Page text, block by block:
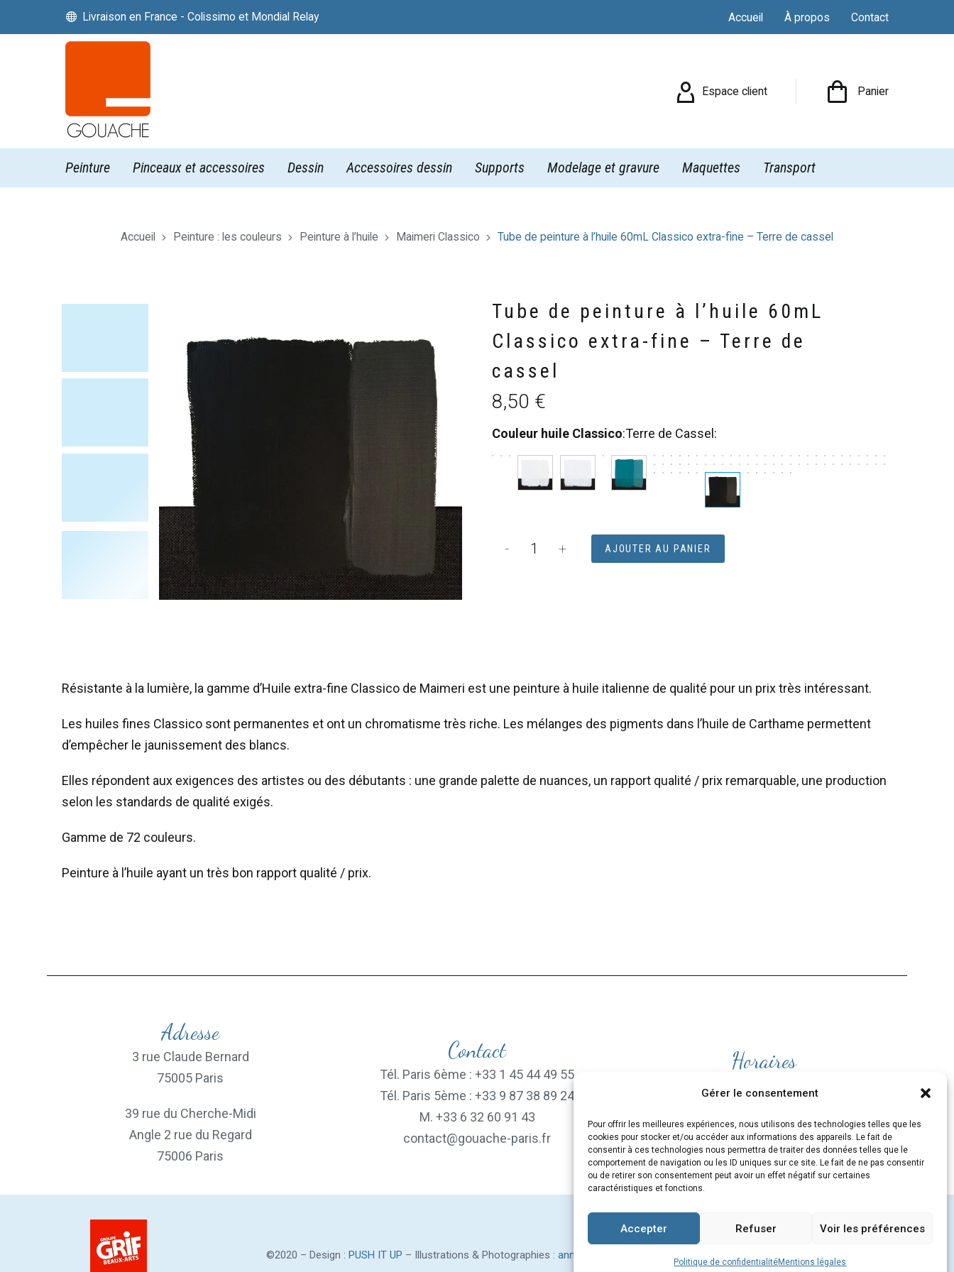
Gérer le consentement
Pour offrir les meilleures expériences, nous utilisons des technologies telles que les
cookies pour stocker et/ou accéder aux informations des appareils. Le fait de
consentir à ces technologies nous permettra de traiter des données telles que le
comportement de navigation ou les ID uniques sur ce site. Le fait de ne pas consentir
ou de retirer son consentement peut avoir un effet négatif sur certaines
caractéristiques et fonctions.
Accepter Refuser Voir les préférences
Politique de confidentialitéMentions légales

 Livraison en France - Colissimo et Mondial Relay Accueil À propos Contact
 Espace client Panier
Peinture Pinceaux et accessoires Dessin Accessoires dessin Supports Modelage et gravure Maquettes Transport
Accueil Peinture : les couleurs Peinture à l’huile Maimeri Classico Tube de peinture à l’huile 60mL Classico extra-fine – Terre de cassel
Tube de peinture à l’huile 60mL
Classico extra-fine – Terre de
cassel
8,50 €
Couleur huile Classico:Terre de Cassel
-
quantité
60mL
-
+ AJOUTER AU PANIER
Résistante à la lumière, la gamme d’Huile extra-fine Classico de Maimeri est une peinture à huile italienne de qualité pour un prix très intéressant.
Les huiles fines Classico sont permanentes et ont un chromatisme très riche. Les mélanges des pigments dans l’huile de Carthame permettent
d’empêcher le jaunissement des blancs.
Elles répondent aux exigences des artistes ou des débutants : une grande palette de nuances, un rapport qualité / prix remarquable, une production
selon les standards de qualité exigés.
Gamme de 72 couleurs.
Peinture à l’huile ayant un très bon rapport qualité / prix.
Adresse
3 rue Claude Bernard
75005 Paris
39 rue du Cherche-Midi
Angle 2 rue du Regard
75006 Paris
Contact
Tél. Paris 6ème : +33 1 45 44 49 55
Tél. Paris 5ème : +33 9 87 38 89 24
M. +33 6 32 60 91 43
contact@gouache-paris.fr
Horaires
et le Samedi de 10H à 19H
©2020 – Design : PUSH IT UP – Illustrations & Photographies : anne-renaud.com MENTIONS LÉGALES CGV COOKIES